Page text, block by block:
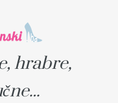
hrabre,